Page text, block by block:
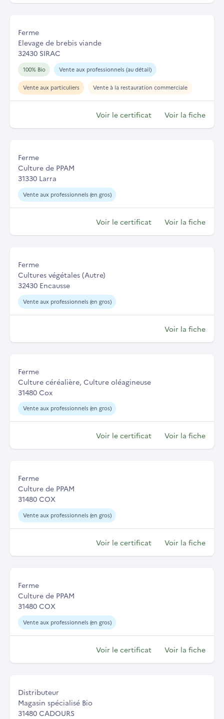
Ferme
Elevage de brebis viande
32430 SIRAC
100% Bio Vente aux professionnels (au détail)
Vente aux particuliers Vente à la restauration commerciale
Voir le certificat Voir la fiche
Ferme
Culture de PPAM
31330 Larra
Vente aux professionnels (en gros)
Voir le certificat Voir la fiche
Ferme
Cultures végétales (Autre)
32430 Encausse
Vente aux professionnels (en gros)
Voir la fiche
Ferme
Culture céréalière, Culture oléagineuse
31480 Cox
Vente aux professionnels (en gros)
Voir le certificat Voir la fiche
Ferme
Culture de PPAM
31480 COX
Vente aux professionnels (en gros)
Voir le certificat Voir la fiche
Ferme
Culture de PPAM
31480 COX
Vente aux professionnels (en gros)
Voir le certificat Voir la fiche
Distributeur
Magasin spécialisé Bio
31480 CADOURS